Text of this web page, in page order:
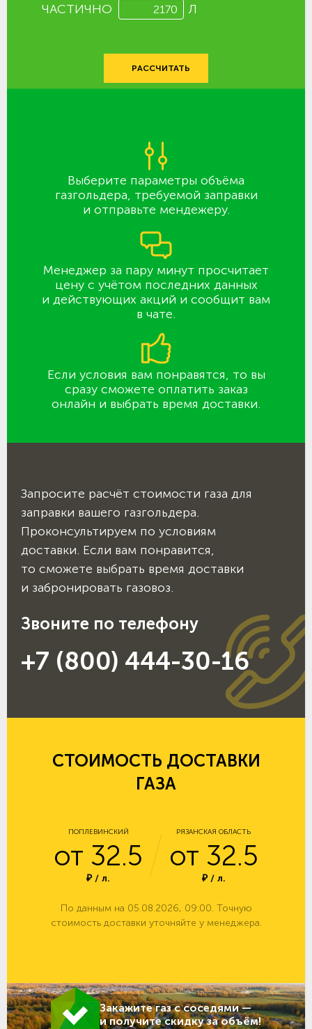
ЧАСТИЧНО
Л
РАССЧИТАТЬ
Выберите параметры объёма
газгольдера, требуемой заправки
и отправьте мендежеру.
Менеджер за пару минут просчитает
цену с учётом последних данных
и действующих акций и сообщит вам
в чате.
Если условия вам понравятся, то вы
сразу сможете оплатить заказ
онлайн и выбрать время доставки.
Запросите расчёт стоимости газа для
заправки вашего газгольдера.
Проконсультируем по условиям
доставки. Если вам понравится,
то сможете выбрать время доставки
и забронировать газовоз.
Звоните по телефону
+7 (800) 444-30-16
СТОИМОСТЬ ДОСТАВКИ
ГАЗА
ПОПЛЕВИНСКИЙ
от 32.5
₽ / л.
РЯЗАНСКАЯ ОБЛАСТЬ
от 32.5
₽ / л.
По данным на 05.08.2026, 09:00. Точную
стоимость доставки уточняйте у менеджера.
Закажите газ с соседями —
и получите скидку за объём!